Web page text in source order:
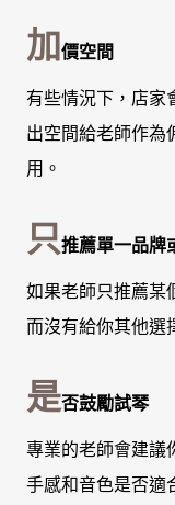
加 價空間
有些情況下，店家
出空間給老師作為
用。
只推薦單一品牌
如果老師只推薦某
而沒有給你其他選
是否鼓勵試琴
專業的老師會建議
手感和音色是否適